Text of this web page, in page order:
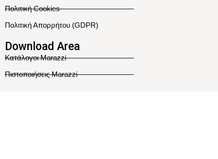
Πολιτική Cookies
Πολιτική Απορρήτου (GDPR)
Download Area
Κατάλογοι Marazzi
Πιστοποιήσεις Marazzi